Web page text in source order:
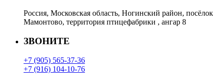
Россия, Московская область, Ногинский район, посёлок
Мамонтово, территория птицефабрики , ангар 8
ЗВОНИТЕ
+7 (905) 565-37-36
+7 (916) 104-10-76